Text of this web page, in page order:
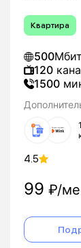
Квартира
500
120
1500
4.5
99 ₽/